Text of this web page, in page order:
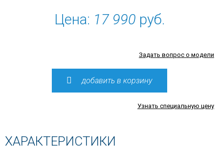
Цена: 17 990 руб.
Задать вопрос о модели
добавить в корзину
Узнать специальную цену
ХАРАКТЕРИСТИКИ